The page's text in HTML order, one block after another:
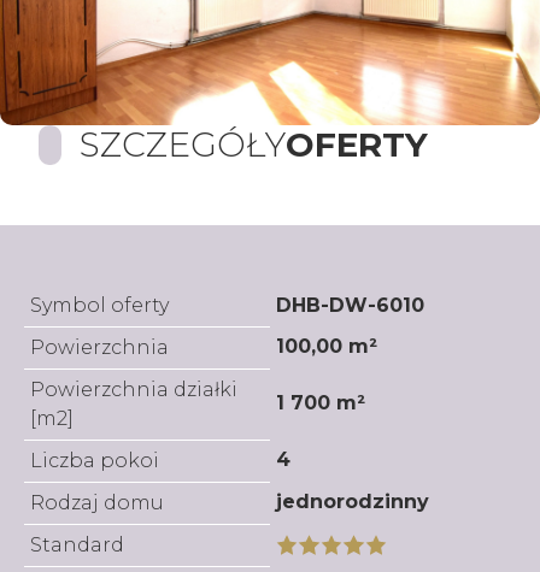
SZCZEGÓŁYOFERTY
Symbol oferty
DHB-DW-6010
Powierzchnia
100,00 m²
Powierzchnia działki
[m2]
1 700 m²
Liczba pokoi
4
Rodzaj domu
jednorodzinny
Standard